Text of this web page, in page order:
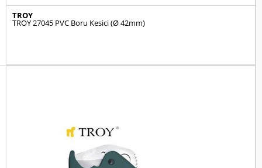
TROY
TROY 27045 PVC Boru Kesici (Ø 42mm)